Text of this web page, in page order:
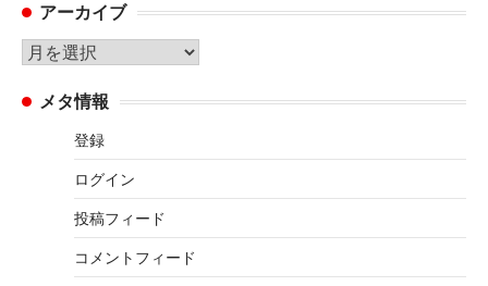
ゴ
リ
ー
アーカイブ
ア
カ メタ情報
登録
ログイン
投稿フィード
コメントフィード